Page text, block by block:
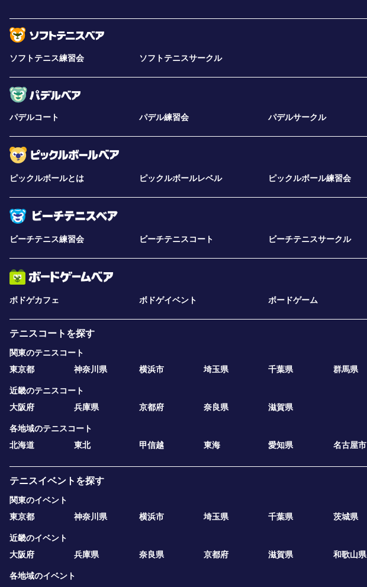
ソフトテニス練習会 ソフトテニスサークル
パデルコート パデル練習会 パデルサークル
ピックルボールとは ピックルボールレベル ピックルボール練習会
ビーチテニス練習会 ビーチテニスコート ビーチテニスサークル
ボドゲカフェ ボドゲイベント ボードゲーム
テニスコートを探す
関東のテニスコート
東京都
神奈川県 横浜市 埼玉県 千葉県 群馬県
近畿のテニスコート
大阪府
兵庫県 京都府 奈良県 滋賀県
各地域のテニスコート
北海道
東北 甲信越 東海 愛知県 名古屋市
テニスイベントを探す
関東のイベント
東京都
神奈川県 横浜市 埼玉県 千葉県 茨城県
近畿のイベント
大阪府
兵庫県 奈良県 京都府 滋賀県 和歌山県
各地域のイベント